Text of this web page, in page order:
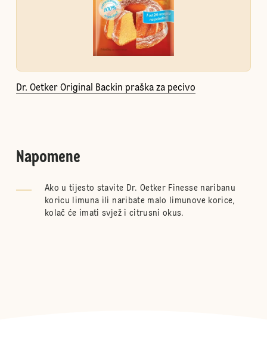
Dr. Oetker Original Backin praška za pecivo
Napomene
Ako u tijesto stavite Dr. Oetker Finesse naribanu
koricu limuna ili naribate malo limunove korice,
kolač će imati svjež i citrusni okus.